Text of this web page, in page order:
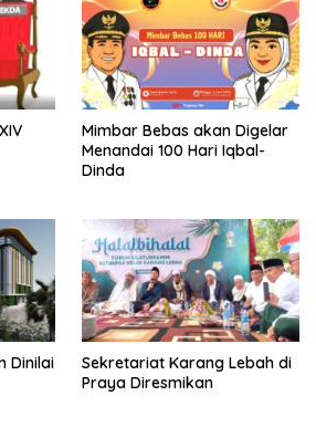
Mimbar Bebas akan Digelar
Menandai 100 Hari Iqbal-
Dinda
Dinilai
Sekretariat Karang Lebah di
Praya Diresmikan